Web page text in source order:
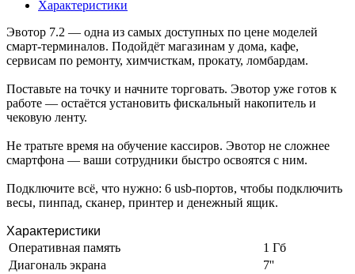
Характеристики
Эвотор 7.2 — одна из самых доступных по цене моделей
смарт-терминалов. Подойдёт магазинам у дома, кафе,
сервисам по ремонту, химчисткам, прокату, ломбардам.
Поставьте на точку и начните торговать. Эвотор уже готов к
работе — остаётся установить фискальный накопитель и
чековую ленту.
Не тратьте время на обучение кассиров. Эвотор не сложнее
смартфона — ваши сотрудники быстро освоятся с ним.
Подключите всё, что нужно: 6 usb-портов, чтобы подключить
весы, пинпад, сканер, принтер и денежный ящик.
Характеристики
Оперативная память
1 Гб
Диагональ экрана
7''